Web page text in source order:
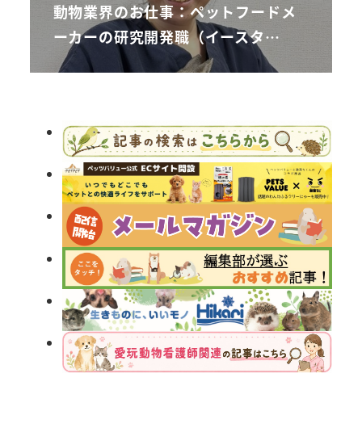
動物業界のお仕事：ペットフードメ
ーカーの研究開発職（イースタ…